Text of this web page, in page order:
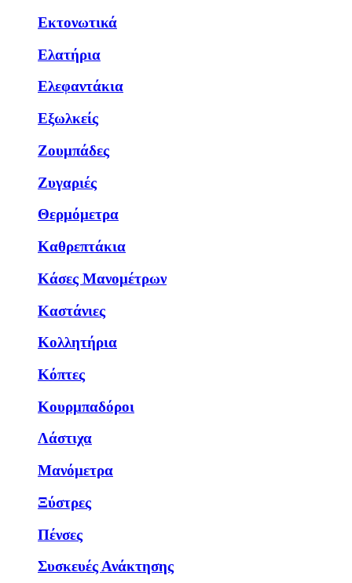
Εκτονωτικά
Ελατήρια
Ελεφαντάκια
Εξωλκείς
Ζουμπάδες
Ζυγαριές
Θερμόμετρα
Καθρεπτάκια
Κάσες Μανομέτρων
Καστάνιες
Κολλητήρια
Κόπτες
Κουρμπαδόροι
Λάστιχα
Μανόμετρα
Ξύστρες
Πένσες
Συσκευές Ανάκτησης